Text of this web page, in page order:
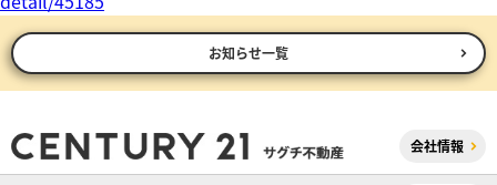
お知らせ一覧
会社情報